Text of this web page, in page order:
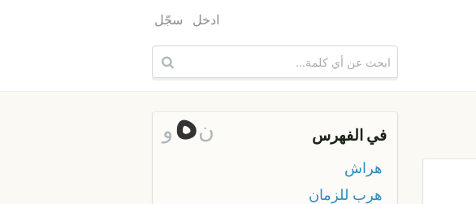
ادخل سجّل
في الفهرس نهو
هراش
هرب للزمان